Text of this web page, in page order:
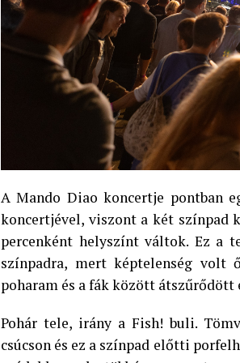
A Mando Diao koncertje pontban
koncertjével, viszont a két színpad
percenként helyszínt váltok. Ez a
színpadra, mert képtelenség
poharam és a fák között átszűrődött
Pohár tele, irány a Fish! buli.
csúcson és ez a színpad előtti